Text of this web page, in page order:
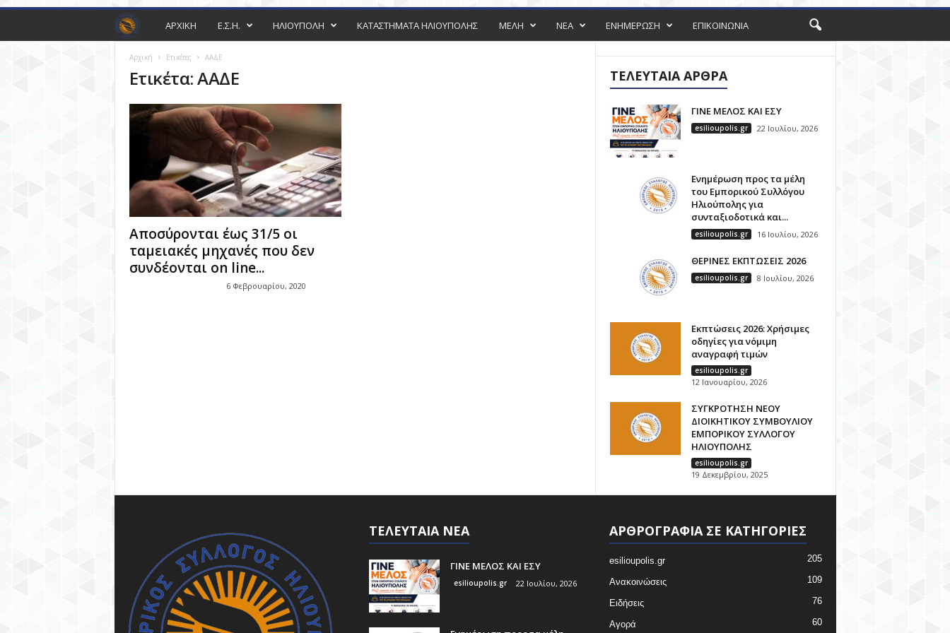
Μ
Π
Ο
Ι
Ο
Σ
Λ
Ι
ΑΡΧΙΚΗ Ε.Σ.Η. ΗΛΙΟΥΠΟΛΗ ΚΑΤΑΣΤΗΜΑΤΑ ΗΛΙΟΥΠΟΛΗΣ ΜΕΛΗ ΝΕΑ ΕΝΗΜΕΡΩΣΗ ΕΠΙΚΟΙΝΩΝΙΑ
Αρχική Ετικέτες ΑΑΔΕ
Ετικέτα: ΑΑΔΕ
Αποσύρονται έως 31/5 οι
ταμειακές μηχανές που δεν
συνδέονται on line...
6 Φεβρουαρίου, 2020
ΤΕΛΕΥΤΑΊΑ ΆΡΘΡΑ
ΓΙΝΕ ΜΕΛΟΣ ΚΑΙ ΕΣΥ
esilioupolis.gr 22 Ιουλίου, 2026
Ενημέρωση προς τα μέλη
του Εμπορικού Συλλόγου
Ηλιούπολης για
συνταξιοδοτικά και...
esilioupolis.gr 16 Ιουλίου, 2026
ΘΕΡΙΝΕΣ ΕΚΠΤΩΣΕΙΣ 2026
esilioupolis.gr 8 Ιουλίου, 2026
Εκπτώσεις 2026: Χρήσιμες
οδηγίες για νόμιμη
αναγραφή τιμών
esilioupolis.gr
12 Ιανουαρίου, 2026
ΣΥΓΚΡΟΤΗΣΗ ΝΕΟΥ
ΔΙΟΙΚΗΤΙΚΟΥ ΣΥΜΒΟΥΛΙΟΥ
ΕΜΠΟΡΙΚΟΥ ΣΥΛΛΟΓΟΥ
ΗΛΙΟΥΠΟΛΗΣ
esilioupolis.gr
19 Δεκεμβρίου, 2025
ΤΕΛΕΥΤΑΙΑ ΝΕΑ
ΓΙΝΕ ΜΕΛΟΣ ΚΑΙ ΕΣΥ
esilioupolis.gr 22 Ιουλίου, 2026
ΑΡΘΡΟΓΡΑΦΙΑ ΣΕ ΚΑΤΗΓΟΡΙΕΣ
esilioupolis.gr 205
Ανακοινώσεις 109
Ειδήσεις 76
Αγορά 60